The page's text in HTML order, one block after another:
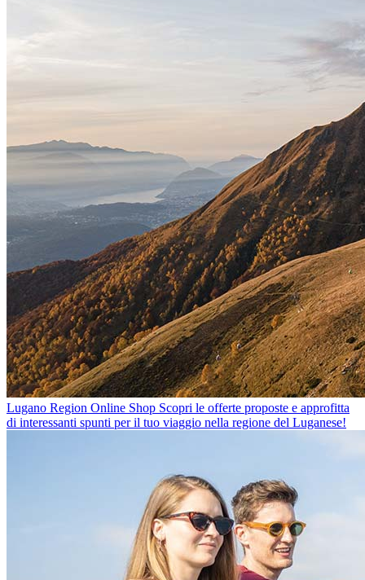
Lugano Region Online Shop Scopri le offerte proposte e approfitta
di interessanti spunti per il tuo viaggio nella regione del Luganese!